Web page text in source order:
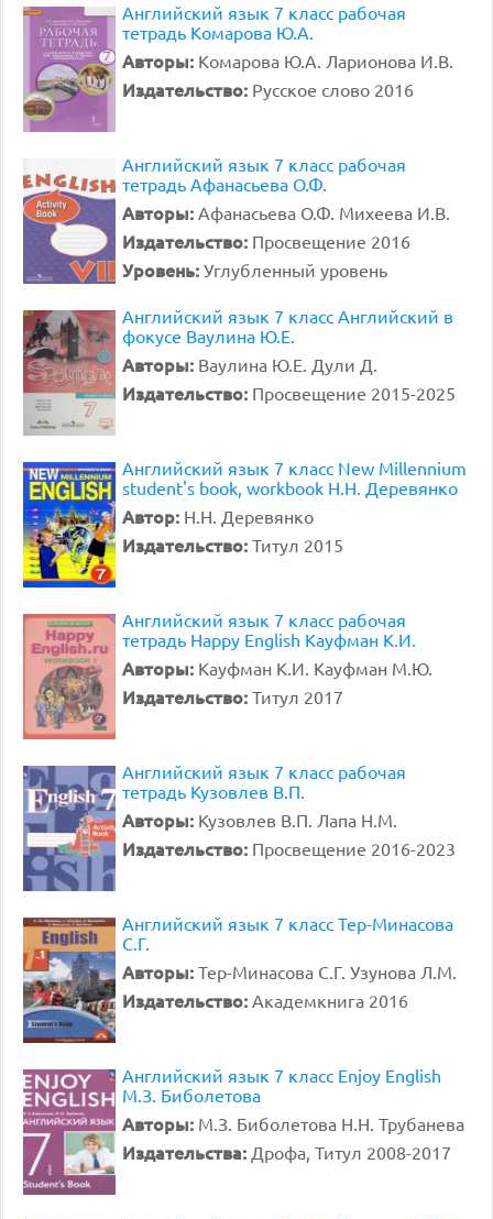
Английский язык 7 класс рабочая
тетрадь Комарова Ю.А.
Авторы: Комарова Ю.А. Ларионова И.В.
Издательство: Русское слово 2016
Английский язык 7 класс рабочая
тетрадь Афанасьева О.Ф.
Авторы: Афанасьева О.Ф. Михеева И.В.
Издательство: Просвещение 2016
Уровень: Углубленный уровень
Английский язык 7 класс Английский в
фокусе Ваулина Ю.Е.
Авторы: Ваулина Ю.Е. Дули Д.
Издательство: Просвещение 2015-2025
Английский язык 7 класс New Millennium
student's book, workbook Н.Н. Деревянко
Автор: Н.Н. Деревянко
Издательство: Титул 2015
Английский язык 7 класс рабочая
тетрадь Happy English Кауфман К.И.
Авторы: Кауфман К.И. Кауфман М.Ю.
Издательство: Титул 2017
Английский язык 7 класс рабочая
тетрадь Кузовлев В.П.
Авторы: Кузовлев В.П. Лапа Н.М.
Издательство: Просвещение 2016-2023
Английский язык 7 класс Тер-Минасова
С.Г.
Авторы: Тер-Минасова С.Г. Узунова Л.М.
Издательство: Академкнига 2016
Английский язык 7 класс Enjoy English
М.З. Биболетова
Авторы: М.З. Биболетова Н.Н. Трубанева
Издательства: Дрофа, Титул 2008-2017